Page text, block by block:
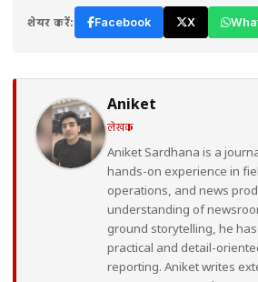
शेयर करें: Facebook X
Aniket
लेखक
Aniket Sardhana is a
hands-on experience in
operations, and news
understanding of
ground storytelling, he
practical and detail-
reporting. Aniket writes